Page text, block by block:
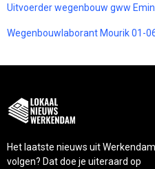
Uitvoerder wegenbouw gww
Wegenbouwlaborant Mourik 01-
Het laatste nieuws uit Werkendam
volgen? Dat doe je uiteraard op